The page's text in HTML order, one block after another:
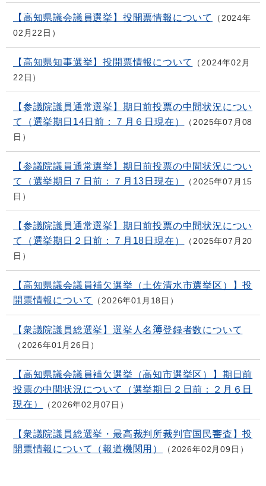
【高知県議会議員選挙】投開票情報について
2024年
02月22日
【高知県知事選挙】投開票情報について
2024年02月
22日
【参議院議員通常選挙】期日前投票の中間状況につい
て（選挙期日14日前：７月６日現在）
2025年07月08
日
【参議院議員通常選挙】期日前投票の中間状況につい
て（選挙期日７日前：７月13日現在）
2025年07月15
日
【参議院議員通常選挙】期日前投票の中間状況につい
て（選挙期日２日前：７月18日現在）
2025年07月20
日
【高知県議会議員補欠選挙（土佐清水市選挙区）】投
開票情報について
2026年01月18日
【衆議院議員総選挙】選挙人名簿登録者数について
2026年01月26日
【高知県議会議員補欠選挙（高知市選挙区）】期日前
投票の中間状況について（選挙期日２日前：２月６日
現在）
2026年02月07日
【衆議院議員総選挙・最高裁判所裁判官国民審査】投
開票情報について（報道機関用）
2026年02月09日